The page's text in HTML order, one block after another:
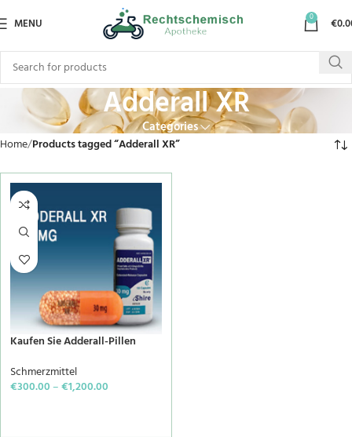
MENU 0 €
Adderall XR
Categories
Home Products tagged “Adderall XR”
Kaufen Sie Adderall-Pillen
Schmerzmittel
€300.00–€1,200.00